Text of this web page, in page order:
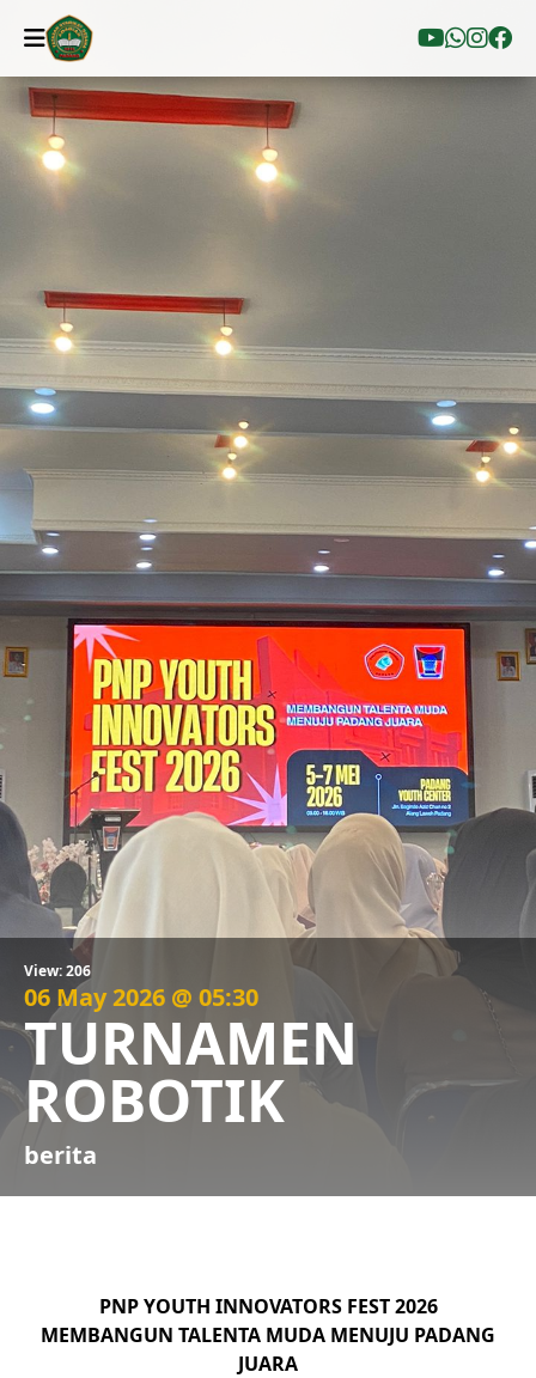
View: 206
06 May 2026 @ 05:30
TURNAMEN
ROBOTIK
berita
PNP YOUTH INNOVATORS FEST 2026
MEMBANGUN TALENTA MUDA MENUJU PADANG
JUARA